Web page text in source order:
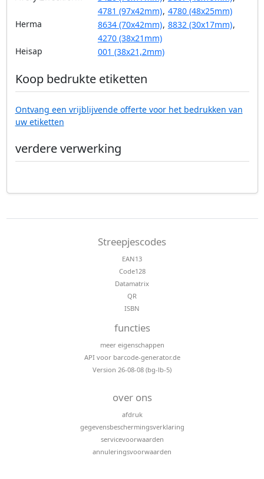
4781 (97x42mm), 4780 (48x25mm)
Herma
8634 (70x42mm), 8832 (30x17mm),
4270 (38x21mm)
Heisap
001 (38x21,2mm)
Koop bedrukte etiketten
Ontvang een vrijblijvende offerte voor het bedrukken van
uw etiketten
verdere verwerking
Streepjescodes
EAN13
Code128
Datamatrix
QR
ISBN
functies
meer eigenschappen
API voor barcode-generator.de
Version 26-08-08 (bg-lb-5)
over ons
afdruk
gegevensbeschermingsverklaring
servicevoorwaarden
annuleringsvoorwaarden